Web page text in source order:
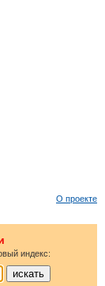
О проекте
индекс: